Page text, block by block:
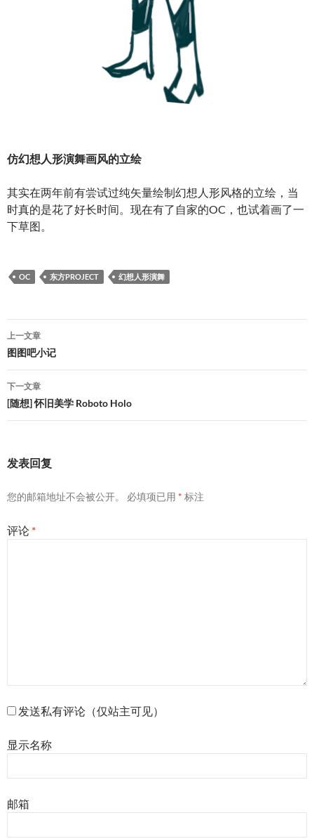
仿幻想人形演舞画风的立绘
其实在两年前有尝试过纯矢量绘制幻想人形风格的立绘，当
时真的是花了好长时间。现在有了自家的OC，也试着画了一
下草图。
OC 东方PROJECT 幻想人形演舞
文
章
导
航
上一文章
图图吧小记
下一文章
[随想] 怀旧美学 Roboto Holo
发表回复
您的邮箱地址不会被公开。 必填项已用 * 标注
评论 *
发送私有评论（仅站主可见）
显示名称
邮箱